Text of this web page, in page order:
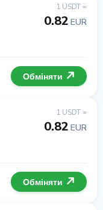
1 USDT =
0.82 EUR
Обміняти
1 USDT =
0.82 EUR
Обміняти